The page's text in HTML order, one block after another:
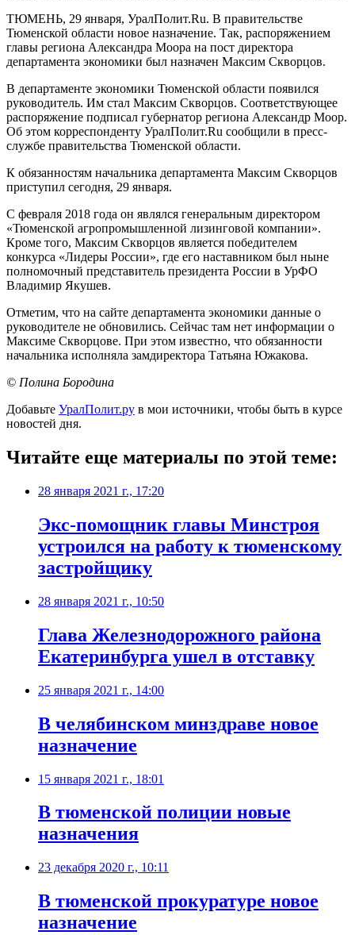
ТЮМЕНЬ, 29 января, УралПолит.Ru. В правительстве
Тюменской области новое назначение. Так, распоряжением
главы региона Александра Моора на пост директора
департамента экономики был назначен Максим Скворцов.
В департаменте экономики Тюменской области появился
руководитель. Им стал Максим Скворцов. Соответствующее
распоряжение подписал губернатор региона Александр Моор.
Об этом корреспонденту УралПолит.Ru сообщили в пресс-
службе правительства Тюменской области.
К обязанностям начальника департамента Максим Скворцов
приступил сегодня, 29 января.
С февраля 2018 года он являлся генеральным директором
«Тюменской агропромышленной лизинговой компании».
Кроме того, Максим Скворцов является победителем
конкурса «Лидеры России», где его наставником был ныне
полномочный представитель президента России в УрФО
Владимир Якушев.
Отметим, что на сайте департамента экономики данные о
руководителе не обновились. Сейчас там нет информации о
Максиме Скворцове. При этом известно, что обязанности
начальника исполняла замдиректора Татьяна Южакова.
© Полина Бородина
Добавьте УралПолит.ру в мои источники, чтобы быть в курсе
новостей дня.
Читайте еще материалы по этой теме:
28 января 2021 г., 17:20
Экс-помощник главы Минстроя
устроился на работу к тюменскому
застройщику
28 января 2021 г., 10:50
Глава Железнодорожного района
Екатеринбурга ушел в отставку
25 января 2021 г., 14:00
​В челябинском минздраве новое
назначение
15 января 2021 г., 18:01
​В тюменской полиции новые
назначения
23 декабря 2020 г., 10:11
​В тюменской прокуратуре новое
назначение